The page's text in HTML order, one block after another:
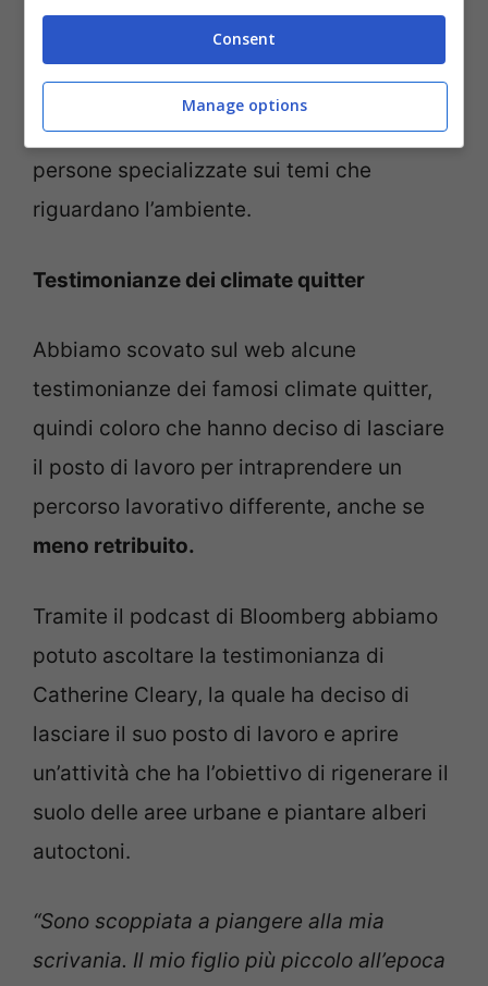
milioni.Purtroppo, però, secondo alcune
statistiche, nonostante ci siano tante
offerte di lavoro, il riscontro non è quello
desiderato. La difficoltà sta nel trovare
persone specializzate sui temi che
riguardano l’ambiente.
Testimonianze dei climate quitter
Abbiamo scovato sul web alcune
testimonianze dei famosi climate quitter,
quindi coloro che hanno deciso di lasciare
il posto di lavoro per intraprendere un
percorso lavorativo differente, anche se
meno retribuito.
Tramite il podcast di Bloomberg abbiamo
potuto ascoltare la testimonianza di
Catherine Cleary, la quale ha deciso di
lasciare il suo posto di lavoro e aprire
un’attività che ha l’obiettivo di rigenerare il
suolo delle aree urbane e piantare alberi
autoctoni.
“Sono scoppiata a piangere alla mia
scrivania. Il mio figlio più piccolo all’epoca
Consent
Manage options